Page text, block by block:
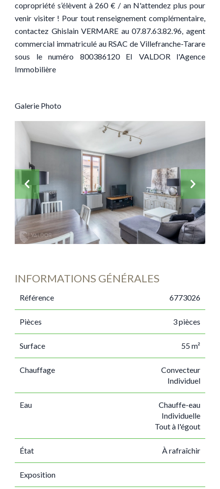
copropriété s’élèvent à 260 € / an N'attendez plus pour
venir visiter ! Pour tout renseignement complémentaire,
contactez Ghislain VERMARE au 07.87.63.82.96, agent
commercial immatriculé au RSAC de Villefranche-Tarare
sous le numéro 800386120 EI VALDOR l'Agence
Immobilière
Galerie Photo
INFORMATIONS GÉNÉRALES
Référence 6773026
Pièces 3 pièces
Surface 55 m²
Chauffage
Convecteur
Individuel
Eau
Chauffe-eau
Individuelle
Tout à l'égout
État À rafraîchir
Exposition